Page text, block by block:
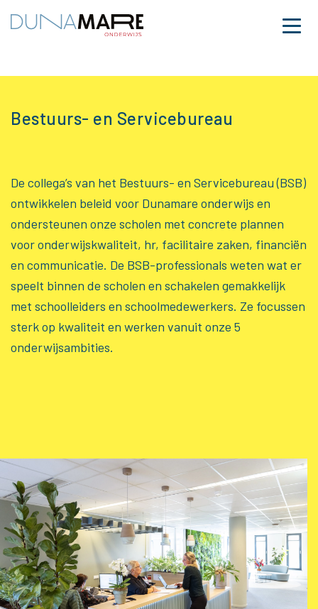
Menu
Bestuurs- en
Bestuurs- en Servicebureau
De collega’s van het Bestuurs- en Servicebureau (BSB)
ontwikkelen beleid voor Dunamare onderwijs en
ondersteunen onze scholen met concrete plannen
voor onderwijskwaliteit, hr, facilitaire zaken, financiën
en communicatie. De BSB-professionals weten wat er
speelt binnen de scholen en schakelen gemakkelijk
met schoolleiders en schoolmedewerkers. Ze focussen
sterk op kwaliteit en werken vanuit onze 5
onderwijsambities.